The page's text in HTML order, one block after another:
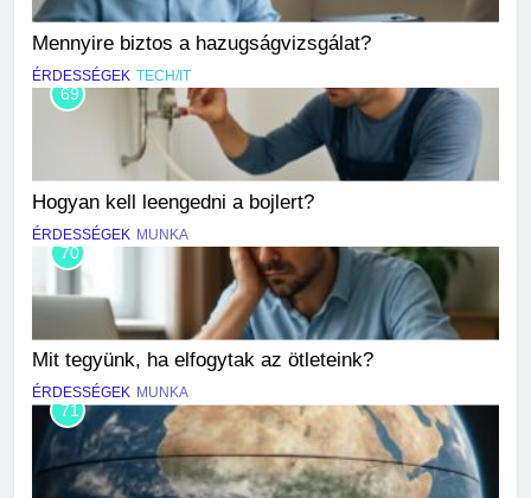
Mennyire biztos a hazugságvizsgálat?
ÉRDESSÉGEK TECH/IT
69
Hogyan kell leengedni a bojlert?
ÉRDESSÉGEK MUNKA
70
Mit tegyünk, ha elfogytak az ötleteink?
ÉRDESSÉGEK MUNKA
71